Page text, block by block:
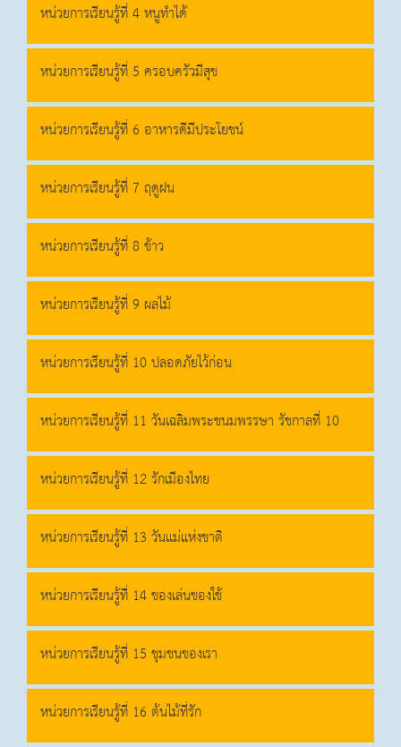
หน่วยการเรียนรู้ที่ 4 หนูทำได้
หน่วยการเรียนรู้ที่ 5 ครอบครัวมีสุข
หน่วยการเรียนรู้ที่ 6 อาหารดีมีประโยชน์
หน่วยการเรียนรู้ที่ 7 ฤดูฝน
หน่วยการเรียนรู้ที่ 8 ข้าว
หน่วยการเรียนรู้ที่ 9 ผลไม้
หน่วยการเรียนรู้ที่ 10 ปลอดภัยไว้ก่อน
หน่วยการเรียนรู้ที่ 11 วันเฉลิมพระชนมพรรษา รัชกาลที่ 10
หน่วยการเรียนรู้ที่ 12 รักเมืองไทย
หน่วยการเรียนรู้ที่ 13 วันแม่แห่งชาติ
หน่วยการเรียนรู้ที่ 14 ของเล่นของใช้
หน่วยการเรียนรู้ที่ 15 ชุมชนของเรา
หน่วยการเรียนรู้ที่ 16 ต้นไม้ที่รัก